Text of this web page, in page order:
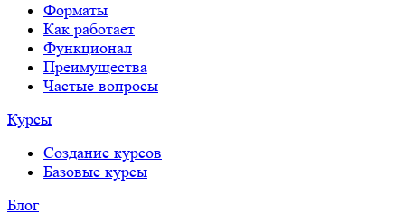
Форматы
Как работает
Функционал
Преимущества
Частые вопросы
Курсы
Создание курсов
Базовые курсы
Блог